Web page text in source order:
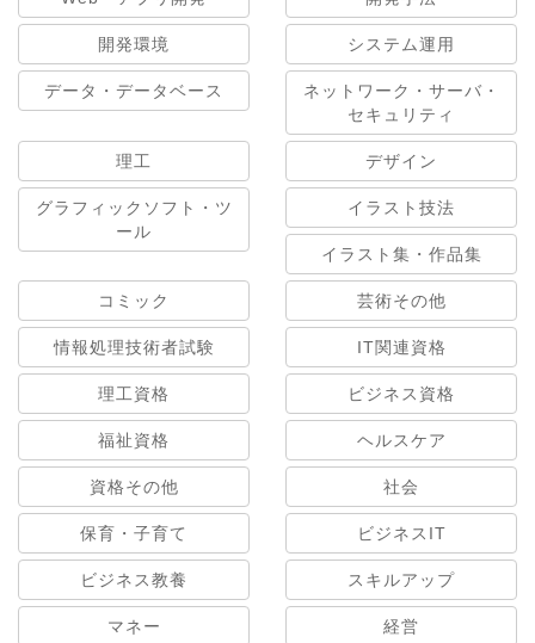
開発環境 システム運用
データ・データベース
ネットワーク・サーバ・
セキュリティ
理工 デザイン
グラフィックソフト・ツ
ール
イラスト技法
イラスト集・作品集
コミック 芸術その他
情報処理技術者試験 IT関連資格
理工資格 ビジネス資格
福祉資格 ヘルスケア
資格その他 社会
保育・子育て ビジネスIT
ビジネス教養 スキルアップ
マネー 経営